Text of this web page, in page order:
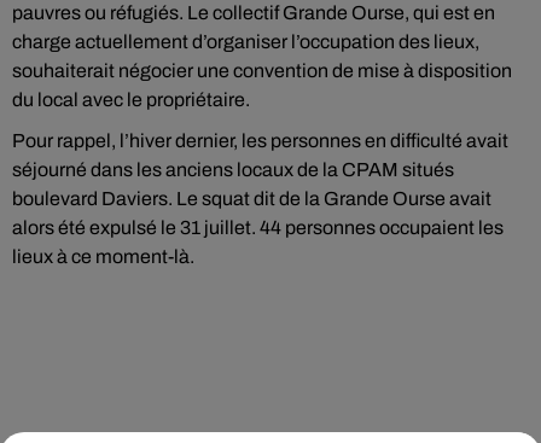
pauvres ou réfugiés. Le collectif Grande Ourse, qui est en
charge actuellement d’organiser l’occupation des lieux,
souhaiterait négocier une convention de mise à disposition
du local avec le propriétaire.
Pour rappel, l’hiver dernier, les personnes en difficulté avait
séjourné dans les anciens locaux de la CPAM situés
boulevard Daviers. Le squat dit de la Grande Ourse avait
alors été expulsé le 31 juillet. 44 personnes occupaient les
lieux à ce moment-là.